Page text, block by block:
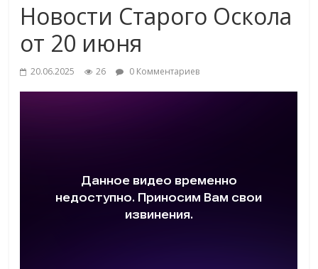
Новости Старого Оскола
от 20 июня
20.06.2025 26 0 Комментариев